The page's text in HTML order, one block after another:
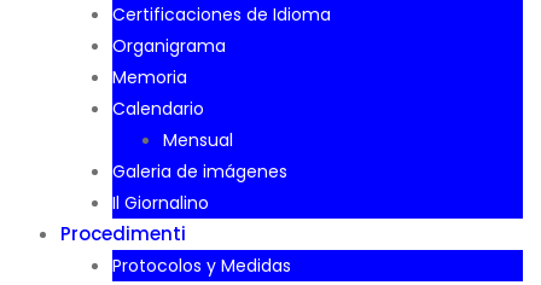
Certificaciones de Idioma
Organigrama
Memoria
Calendario
Mensual
Galeria de imágenes
Il Giornalino
Procedimenti
Protocolos y Medidas